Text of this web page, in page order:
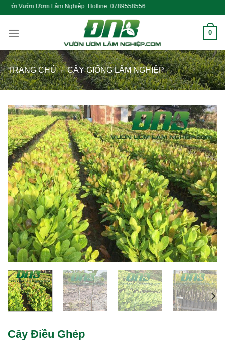
Skip
content
Lâm Nghiệp. Hotline: 0789558556
0
TRANG CHỦ / CÂY GIỐNG LÂM NGHIỆP
Cây Điều Ghép